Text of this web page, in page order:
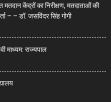
केंद्रों का निरीक्षण, मतदाताओं की
– – डॉ. जसविंदर सिंह गोगी
माध्यम: राज्यपाल